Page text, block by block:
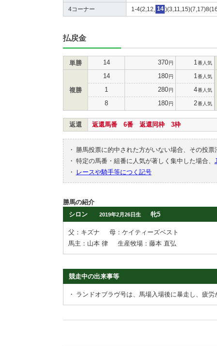
4コーナー 1-4(2,12, 14
払戻金
単勝 14 370円 1 番人気
複勝
14 180円 1 番人気
1 280円 4番人気
8 180円 2番人気
返還 返還馬番 6番 返還同枠 3枠
・
勝馬投票に的中された方がいない場合、その投
・ 特定の馬番・組番に人気が著しく集中した場合、
・
レースや騎手等につく記号
勝馬の紹介
シロン
2019年2月26日生 牝5
父：キズナ
母：ケイティーズベスト
馬主：山本 律
生産牧場：藤本 直弘
競走中の出来事等
・ ランドオブラヴ号は、馬場入場後に暴走し、疲